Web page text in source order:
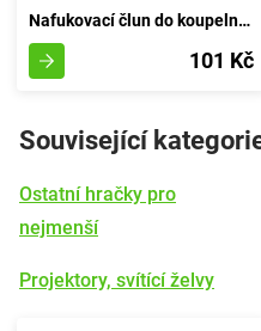
Nafukovací člun do koupelny - červený
101 Kč
Související
Ostatní hračky pro
nejmenší
Projektory, svítící želvy